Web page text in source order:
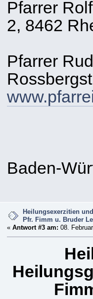
Pfarrer
2, 8462
Pfarrer
Baden-
Heilungsexerzitien
Pfr. Fimm u. Bruder
« Antwort #3 am: 08.